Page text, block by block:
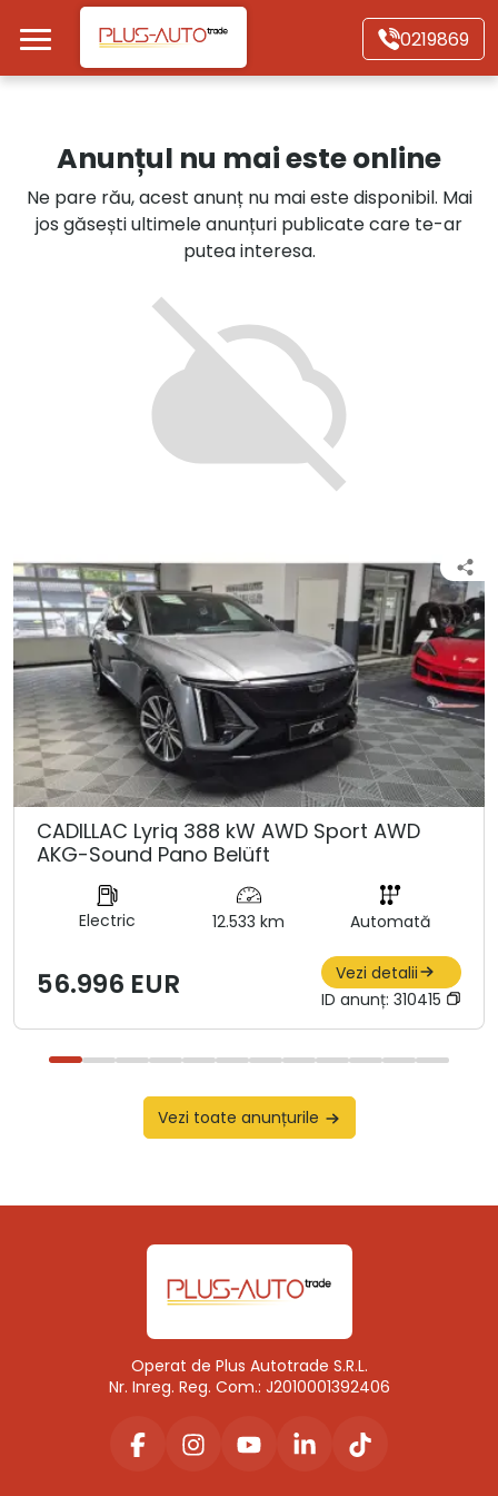
Mergi direct la conținutul principal
0219869
Autoturisme
Motociclete
Autoutilitare
Alte tipuri vehicule
Anunțul nu mai este online
Ne pare rău, acest anunț nu mai este disponibil. Mai
jos găsești ultimele anunțuri publicate care te-ar
putea interesa.
CADILLAC Lyriq 388 kW AWD Sport AWD
AKG-Sound Pano Belüft
Electric 12.533 km Automată
56.996 EUR
Vezi detalii
ID anunț: 310415
Vezi toate anunțurile
Operat de Plus Autotrade S.R.L.
Nr. Inreg. Reg. Com.: J2010001392406